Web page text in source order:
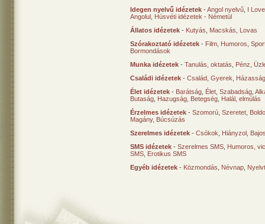
Idegen nyelvű idézetek -Angol nyelvű I
Angolul Húsvéti idézetek - Németül
Állatos idézetek - Kutyás Macskás
Lovas
Szórakoztató idézetek - Film Humoros
Bormondások
Munka idézetek - Tanulás, oktatás Pénz
Családi idézetek - Család Gyerek
Élet idézetek - Barátság Élet Szabadság
Butaság Hazugság Betegség Halál, elmúlás
Érzelmes idézetek - Szomorú Szeretet
Magány, Búcsúzás
Szerelmes idézetek - Csókok Hiányzol
SMS idézetek - Szerelmes SMS Humoros,
SMS Erotikus SMS
Egyéb idézetek - Közmondás Névnap